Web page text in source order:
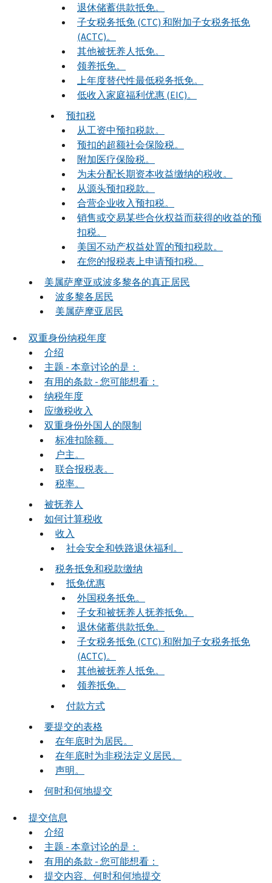
退休储蓄供款抵免。
子女税务抵免 (CTC) 和附加子女税务抵免
(ACTC)。
其他被抚养人抵免。
领养抵免。
上年度替代性最低税务抵免。
低收入家庭福利优惠 (EIC)。
预扣税
从工资中预扣税款。
预扣的超额社会保险税。
附加医疗保险税。
为未分配长期资本收益缴纳的税收。
从源头预扣税款。
合营企业收入预扣税。
销售或交易某些合伙权益而获得的收益的预
扣税。
美国不动产权益处置的预扣税款。
在您的报税表上申请预扣税。
美属萨摩亚或波多黎各的真正居民
波多黎各居民
美属萨摩亚居民
双重身份纳税年度
介绍
主题 - 本章讨论的是：
有用的条款 - 您可能想看：
纳税年度
应缴税收入
双重身份外国人的限制
标准扣除额。
户主。
联合报税表。
税率。
被抚养人
如何计算税收
收入
社会安全和铁路退休福利。
税务抵免和税款缴纳
抵免优惠
外国税务抵免。
子女和被抚养人抚养抵免。
退休储蓄供款抵免。
子女税务抵免 (CTC) 和附加子女税务抵免
(ACTC)。
其他被抚养人抵免。
领养抵免。
付款方式
要提交的表格
在年底时为居民。
在年底时为非税法定义居民。
声明。
何时和何地提交
提交信息
介绍
主题 - 本章讨论的是：
有用的条款 - 您可能想看：
提交内容、何时和何地提交